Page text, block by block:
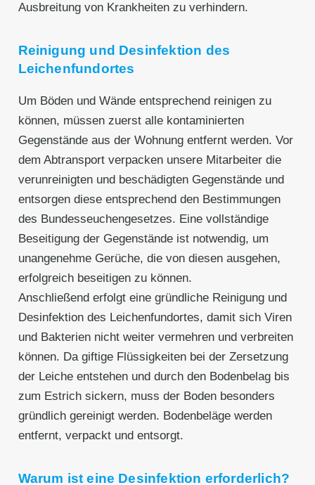
Ausbreitung von Krankheiten zu verhindern.
Reinigung und Desinfektion des
Leichenfundortes
Um Böden und Wände entsprechend reinigen zu
können, müssen zuerst alle kontaminierten
Gegenstände aus der Wohnung entfernt werden. Vor
dem Abtransport verpacken unsere Mitarbeiter die
verunreinigten und beschädigten Gegenstände und
entsorgen diese entsprechend den Bestimmungen
des Bundesseuchengesetzes. Eine vollständige
Beseitigung der Gegenstände ist notwendig, um
unangenehme Gerüche, die von diesen ausgehen,
erfolgreich beseitigen zu können.
Anschließend erfolgt eine gründliche Reinigung und
Desinfektion des Leichenfundortes, damit sich Viren
und Bakterien nicht weiter vermehren und verbreiten
können. Da giftige Flüssigkeiten bei der Zersetzung
der Leiche entstehen und durch den Bodenbelag bis
zum Estrich sickern, muss der Boden besonders
gründlich gereinigt werden. Bodenbeläge werden
entfernt, verpackt und entsorgt.
Warum ist eine Desinfektion erforderlich?